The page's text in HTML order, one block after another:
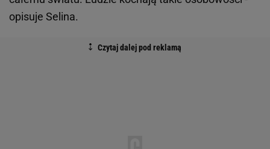
opisuje Selina.